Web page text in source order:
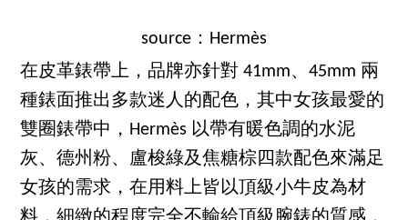
source：Hermès
在皮革錶帶上，品牌亦針對 41mm、45mm 兩
種錶面推出多款迷人的配色，其中女孩最愛的
雙圈錶帶中，Hermès 以帶有暖色調的水泥
灰、德州粉、盧梭綠及焦糖棕四款配色來滿足
女孩的需求，在用料上皆以頂級小牛皮為材